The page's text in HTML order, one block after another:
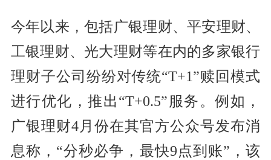
今年以来，包括广银理财、平安理财、
工银理财、光大理财等在内的多家银行
理财子公司纷纷对传统“T+1”赎回模式
进行优化，推出“T+0.5”服务。例如，
广银理财4月份在其官方公众号发布消
息称，“分秒必争，最快9点到账”，该